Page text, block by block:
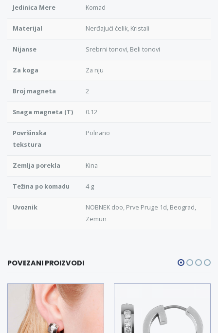
Jedinica Mere Komad
Materijal Nerđajući čelik, Kristali
Nijanse Srebrni tonovi, Beli tonovi
Za koga Za nju
Broj magneta 2
Snaga magneta (T) 0.12
Površinska
tekstura
Polirano
Zemlja porekla Kina
Težina po komadu 4 g
Uvoznik
NOBNEK doo, Prve Pruge 1d, Beograd,
Zemun
POVEZANI PROIZVODI